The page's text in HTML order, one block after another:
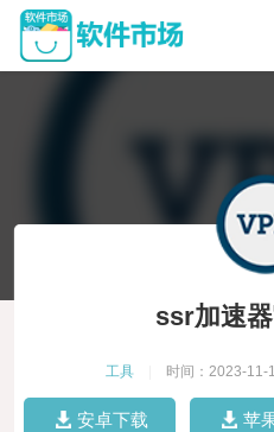
ssr加速
工具 时间：2023-11-
安卓下载 苹